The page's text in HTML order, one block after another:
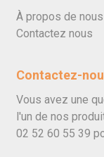
À propos de nous
Contactez nous
Contactez-
Vous avez une
l'un de nos
02 52 60 55 39